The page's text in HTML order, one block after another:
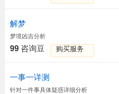
解梦
梦境凶吉分析
99 咨询豆 购买服务
一事一详测
针对一件事具体疑惑详细分析